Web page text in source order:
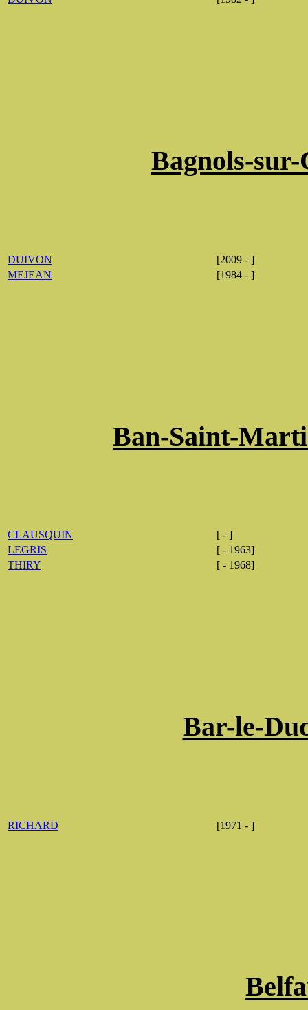
Bagnols-
DUIVON
[2009 - ]
MEJEAN
[1984 - ]
Ban-Saint-
CLAUSQUIN
[ - ]
LEGRIS
[ - 1963]
THIRY
[ - 1968]
Bar-le-
RICHARD [1971 - ]